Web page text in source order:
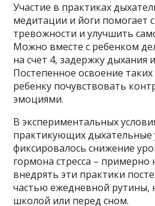
Участие в практиках
медитации и йоги помогает
тревожности и улучшить
Можно вместе с ребенком
на счет 4, задержку
Постепенное освоение
ребенку почувствовать
эмоциями.
В экспериментальных
практикующих дыхательные
фиксировалось снижение
гормона стресса – примерно
внедрять эти практики
частью ежедневной рутины,
школой или перед сном.